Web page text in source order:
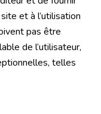
et à l’utilisation
pas être
de l’utilisateur,
telles